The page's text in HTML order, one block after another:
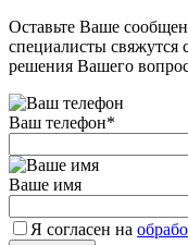
Оставьте Ваше
специалисты свяжутся
решения Вашего
Ваш телефон*
Ваше имя
Я согласен на